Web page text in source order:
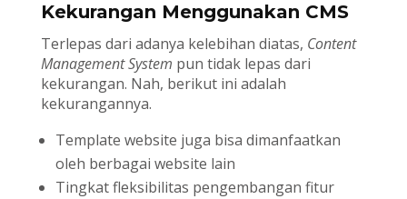
Kekurangan Menggunakan CMS
Terlepas dari adanya kelebihan diatas, Content
Management System pun tidak lepas dari
kekurangan. Nah, berikut ini adalah
kekurangannya.
Template website juga bisa dimanfaatkan
oleh berbagai website lain
Tingkat fleksibilitas pengembangan fitur